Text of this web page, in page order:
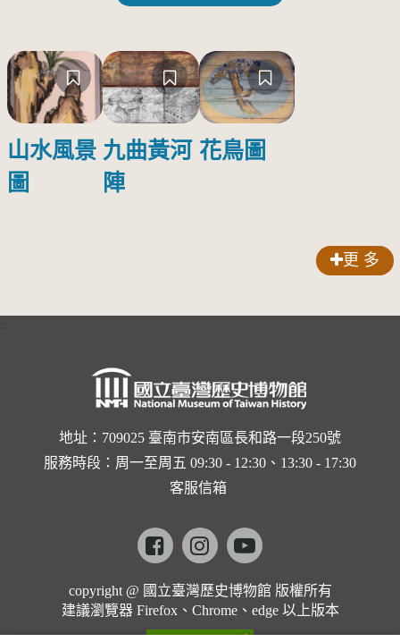
山水風景
圖
九曲黃河
陣
花鳥圖
更 多
地址：709025 臺南市安南區長和路一段250號
服務時段：周一至周五 09:30 - 12:30、13:30 - 17:30
客服信箱
Facebookinstagramyoutube
copyright @ 國立臺灣歷史博物館 版權所有
建議瀏覽器 Firefox、Chrome、edge 以上版本